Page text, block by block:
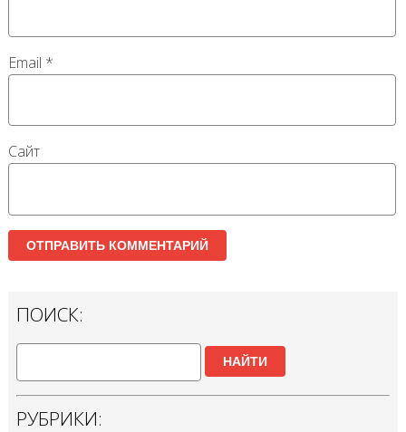
Email *
Сайт
ПОИСК:
НАЙТИ
РУБРИКИ: